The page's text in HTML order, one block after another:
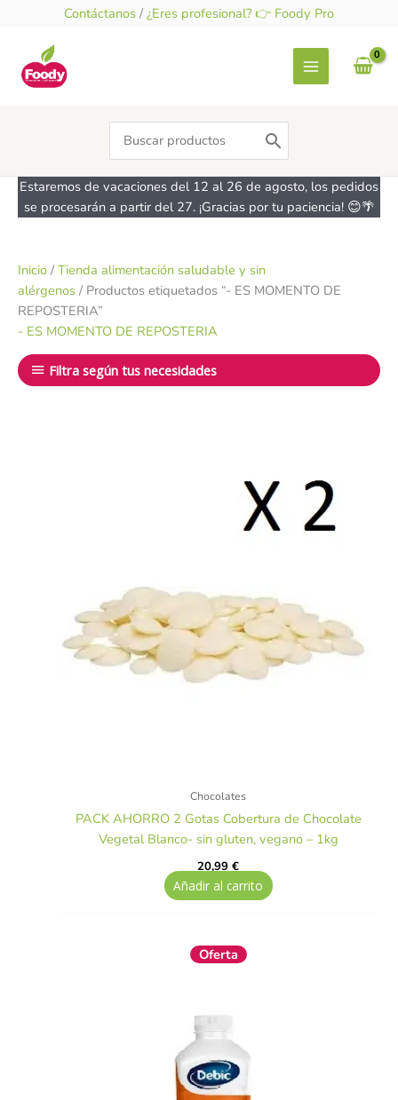
contenido
Contáctanos / ¿Eres profesional? 👉 Foody Pro
Search
for:
Estaremos de vacaciones del 12 al 26 de agosto, los pedidos
se procesarán a partir del 27. ¡Gracias por tu paciencia! 😊🌴
Inicio / Tienda alimentación saludable y sin
alérgenos / Productos etiquetados “- ES MOMENTO DE
REPOSTERIA”
- ES MOMENTO DE REPOSTERIA
Filtra según tus necesidades
Chocolates
PACK AHORRO 2 Gotas Cobertura de Chocolate
Vegetal Blanco- sin gluten, vegano – 1kg
20,99€
Añadir al carrito
Oferta
El
precio